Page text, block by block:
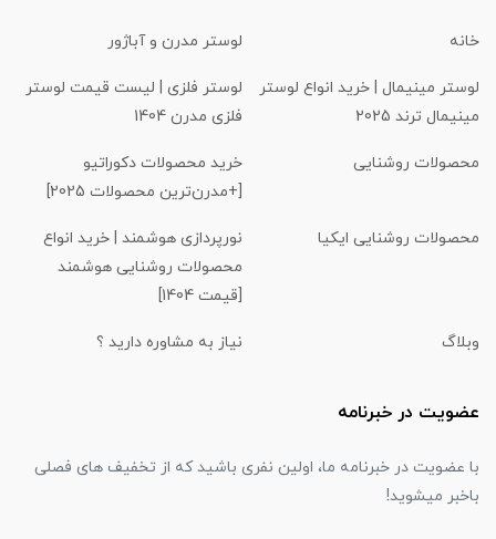
خانه لوستر مدرن و آباژور
لوستر مینیمال | خرید انواع لوستر
مینیمال ترند 2025
لوستر فلزی | لیست قیمت لوستر
فلزی مدرن 1404
محصولات روشنایی
خرید محصولات دکوراتیو
[+مدرن‌ترین محصولات 2025]
محصولات روشنایی ایکیا
نورپردازی هوشمند | خرید انواع
محصولات روشنایی هوشمند
[قیمت 1404]
وبلاگ نیاز به مشاوره دارید ؟
عضویت در خبرنامه
با عضویت در خبرنامه ما، اولین نفری باشید که از تخفیف های فصلی
باخبر میشوید!